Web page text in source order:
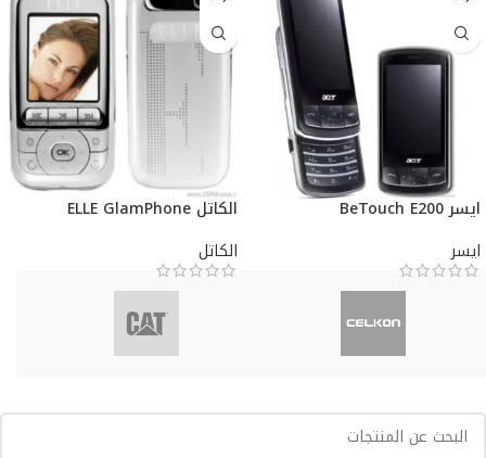
ايسر BeTouch E200
ايسر
الكاتل ELLE GlamPhone
الكاتل